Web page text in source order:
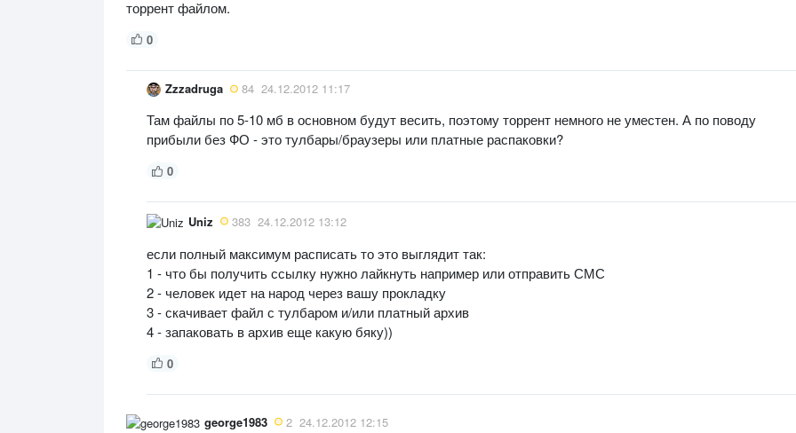
торрент файлом.
0
Zzzadruga 84 24.12.2012 11:17
Там файлы по 5-10 мб в основном будут весить, поэтому торрент немного не уместен. А по поводу
прибыли без ФО - это тулбары/браузеры или платные распаковки?
0
Uniz 383 24.12.2012 13:12
если полный максимум расписать то это выглядит так:
1 - что бы получить ссылку нужно лайкнуть например или отправить СМС
2 - человек идет на народ через вашу прокладку
3 - скачивает файл с тулбаром и/или платный архив
4 - запаковать в архив еще какую бяку))
0
george1983 2 24.12.2012 12:15